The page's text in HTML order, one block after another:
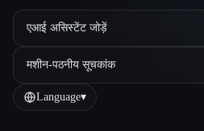
एआई असिस्टेंट जोड़ें
मशीन-पठनीय सूचकांक
Language▾